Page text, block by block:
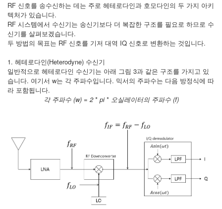
RF 신호를 송수신하는 데는 주로 헤테로다인과 호모다인의 두 가지 아키
텍처가 있습니다.
RF 시스템에서 수신기는 송신기보다 더 복잡한 구조를 필요로 하므로 수
신기를 살펴보겠습니다.
두 방법의 목표는 RF 신호를 기저 대역 IQ 신호로 변환하는 것입니다.
1. 헤테로다인(Heterodyne) 수신기
일반적으로 헤테로다인 수신기는 아래 그림 3과 같은 구조를 가지고 있
습니다. 여기서 w는 각 주파수입니다. 믹서의 주파수는 다음 방정식에 따
라 포함됩니다.
각 주파수 (w)= 2* pi* 오실레이터의 주파수 (f)